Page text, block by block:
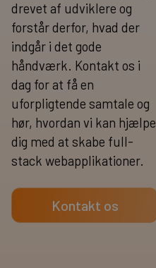
drevet af udviklere og
forstår derfor, hvad der
indgår i det gode
håndværk. Kontakt os i
dag for at få en
uforpligtende samtale og
hør, hvordan vi kan hjælpe
dig med at skabe full-
stack webapplikationer.
Kontakt os